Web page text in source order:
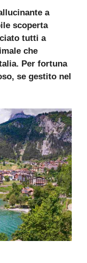
a
scoperta
tutti a
che
Per fortuna
se gestito nel